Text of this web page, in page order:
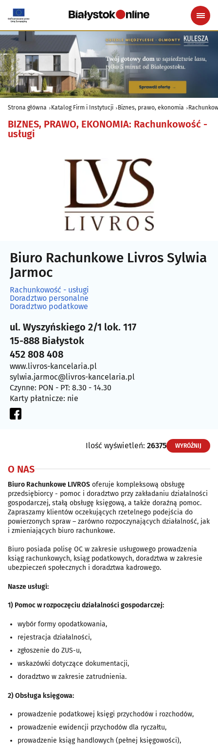
Strona główna Katalog Firm i Instytucji Biznes, prawo, ekonomia
BIZNES, PRAWO, EKONOMIA: Rachunkowość -
usługi
Biuro Rachunkowe Livros Sylwia
Jarmoc
Rachunkowość - usługi
Doradztwo personalne
Doradztwo podatkowe
ul. Wyszyńskiego 2/1 lok. 117
15-888 Białystok
452 808 408
www.livros-kancelaria.pl
sylwia.jarmoc@livros-kancelaria.pl
Czynne: PON - PT: 8.30 - 14.30
Karty płatnicze: nie
Ilość wyświetleń: 26375 WYRÓŻNIJ
O NAS
Biuro Rachunkowe LIVROS oferuje kompleksową obsługę
przedsiębiorcy - pomoc i doradztwo przy zakładaniu działalności
gospodarczej, stałą obsługę księgową, a także doraźną pomoc.
Zapraszamy klientów oczekujących rzetelnego podejścia do
powierzonych spraw – zarówno rozpoczynających działalność, jak
i zmieniających biuro rachunkowe.
Biuro posiada polisę OC w zakresie usługowego prowadzenia
ksiąg rachunkowych, ksiąg podatkowych, doradztwa w zakresie
ubezpieczeń społecznych i doradztwa kadrowego.
Nasze usługi:
1) Pomoc w rozpoczęciu działalności gospodarczej:
wybór formy opodatkowania,
rejestracja działalności,
zgłoszenie do ZUS-u,
wskazówki dotyczące dokumentacji,
doradztwo w zakresie zatrudnienia.
2) Obsługa księgowa:
prowadzenie podatkowej księgi przychodów i rozchodów,
prowadzenie ewidencji przychodów dla ryczałtu,
prowadzenie ksiąg handlowych (pełnej księgowości),